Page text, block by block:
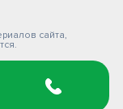
сайта,